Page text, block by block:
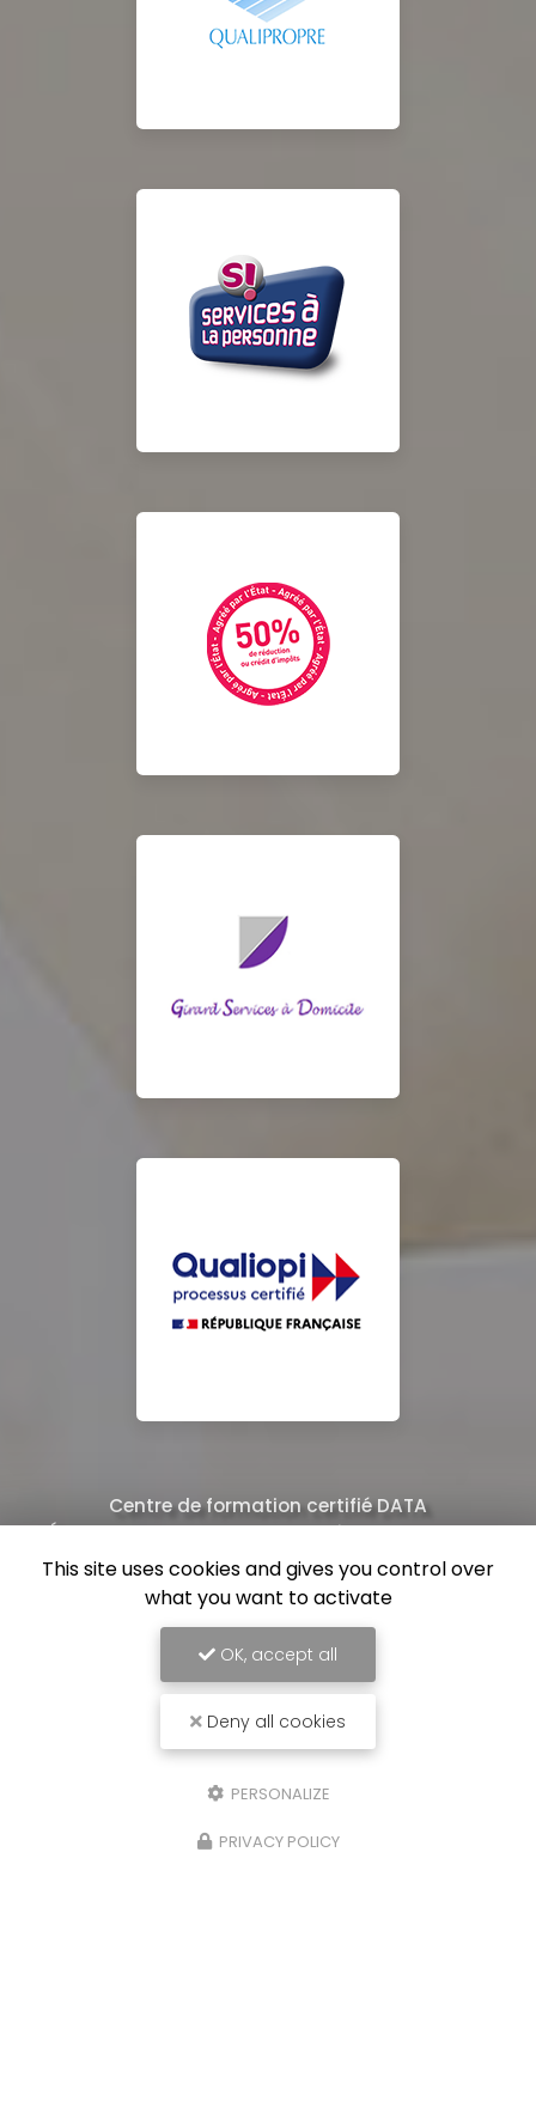
Centre de formation certifié DATA
Équipe de professionnels formés au nettoyage
This site uses cookies and gives you control over
what you want to activate
OK, accept all
Deny all cookies
PERSONALIZE
PRIVACY POLICY